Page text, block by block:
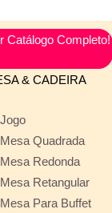
Catálogo Completo!
& CADEIRA
Quadrada
Redonda
Retangular
Para Buffet